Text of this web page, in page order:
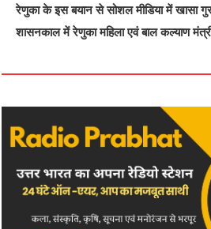
रेणुका के इस बयान से सोशल मीडिया में खासा
शासनकाल में रेणुका महिला एवं बाल कल्याण